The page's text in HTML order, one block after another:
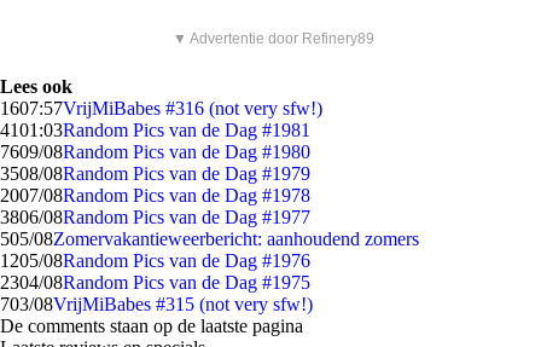
▼ Advertentie door Refinery89
Lees ook
1607:57VrijMiBabes #316 (not very sfw!)
4101:03Random Pics van de Dag #1981
7609/08Random Pics van de Dag #1980
3508/08Random Pics van de Dag #1979
2007/08Random Pics van de Dag #1978
3806/08Random Pics van de Dag #1977
505/08Zomervakantieweerbericht: aanhoudend zomers
1205/08Random Pics van de Dag #1976
2304/08Random Pics van de Dag #1975
703/08VrijMiBabes #315 (not very sfw!)
De comments staan op de laatste pagina